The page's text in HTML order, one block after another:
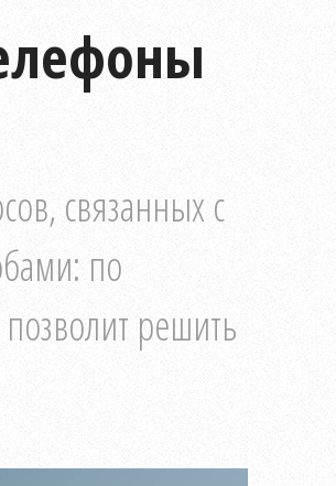
связанных с
по
решить